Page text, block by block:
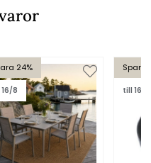
24%
8
Spara
till 16/8